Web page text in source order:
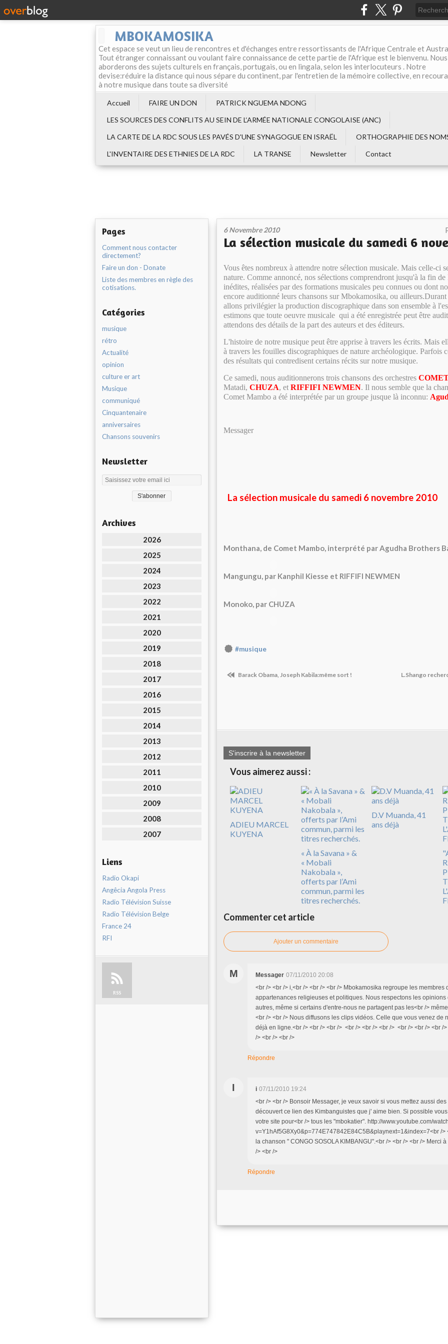
MBOKAMOSIKA
Cet espace se veut un lieu de rencontres et d'échanges entre ressortissants de l'Afrique Centrale et
Tout étranger connaissant ou voulant faire connaissance de cette partie de l'Afrique est le bienvenu.
aborderons des sujets culturels en français, portugais, ou en lingala, selon les interlocuteurs . Notre
devise:réduire la distance qui nous sépare du continent, par l'entretien de la mémoire collective, en
à notre musique dans toute sa diversité
Accueil FAIRE UN DON
PATRICK NGUEMA NDONG
LES SOURCES DES CONFLITS AU SEIN DE L‘ARMÉE NATIONALE CONGOLAISE (ANC)
LA CARTE DE LA RDC SOUS LES PAVÉS D'UNE SYNAGOGUE EN ISRAËL
ORTHOGRAPHIE DES
L'INVENTAIRE DES ETHNIES DE LA RDC
LA TRANSE Newsletter Contact
Pages
Comment nous contacter
directement?
Faire un don - Donate
Liste des membres en règle des
cotisations.
Catégories
musique
rétro
Actualité
opinion
culture er art
Musique
communiqué
Cinquantenaire
anniversaires
Chansons souvenirs
Newsletter
Archives
2026
2025
2024
2023
2022
2021
2020
2019
2018
2017
2016
2015
2014
2013
2012
2011
2010
2009
2008
2007
Liens
Radio Okapi
Angêcia Angola Press
Radio Télévision Suisse
Radio Télévision Belge
France 24
RFI
RSS
6 Novembre 2010
La sélection musicale du samedi 6
Vous êtes nombreux à attendre notre sélection musicale. Mais celle-ci
nature. Comme annoncé, nos sélections comprendront jusqu'à la fin de
inédites, réalisées par des formations musicales peu connues ou dont
encore auditionné leurs chansons sur Mbokamosika, ou
allons privilégier la production discographique dans son ensemble à
estimons que toute oeuvre musicale qui a été enregistrée peut être
attendons des détails de la part des auteurs et des éditeurs.
L'histoire de notre musique peut être apprise à travers les écrits. Mais
à travers les fouilles discographiques de nature archéologique. Parfois
des résultats qui contredisent certains récits sur notre musique.
Ce samedi, nous auditionnerons trois chansons des orchestres
Matadi, CHUZA, et RIFFIFI NEWMEN. Il nous semble que la
Comet Mambo a été interprétée par un groupe jusque là inconnu:
Messager
La sélection musicale du samedi 6 novembre 2010
Monthana, de Comet Mambo, interprété par Agudha Brothers
Mangungu, par Kanphil Kiesse et RIFFIFI NEWMEN
Monoko, par CHUZA
#musique
Barack Obama, Joseph Kabila:même sort ! L.Shango
S'inscrire à la newsletter
Vous aimerez aussi :
ADIEU MARCEL
KUYENA
« À la Savana » &
« Mobali
Nakobala »,
offerts par l’Ami
commun, parmi les
titres recherchés.
D.V Muanda, 41
ans déjà
Commenter cet article
Ajouter un commentaire
M Messager 07/11/2010 20:08
<br /> <br /> i,<br /> <br /> <br /> Mbokamosika regroupe les membres
appartenances religieuses et politiques. Nous respectons les opinions
autres, même si certains d'entre-nous ne partagent pas les<br />
<br /> <br /> Nous diffusons les clips vidéos. Celle que vous venez de
déjà en ligne.<br /> <br /> <br /> <br /> <br /> <br /> <br /> <br /> <br /
/> <br /> <br />
Répondre
I i 07/11/2010 19:24
<br /> <br /> Bonsoir Messager, je veux savoir si vous mettez aussi
découvert ce lien des Kimbanguistes que j' aime bien. Si possible
votre site pour<br /> tous les "mbokatier". http://www.youtube.com/
v=Y1hAf5G8Xy0&p=774E747842E84C5B&playnext=1&index=7<br />
la chanson " CONGO SOSOLA KIMBANGU".<br /> <br /> <br /> Merci
/> <br />
Répondre